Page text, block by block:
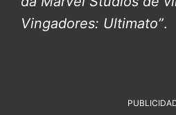
Vingadores: Ultimato”.